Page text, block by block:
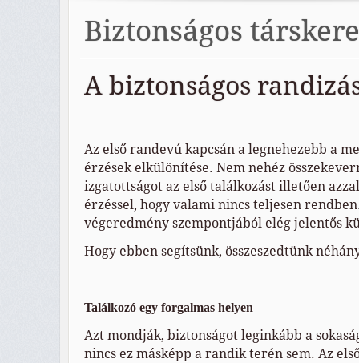
Biztonságos
A biztonságos
Az első randevú kapcsán a legnehezebb a
érzések elkülönítése. Nem nehéz
izgatottságot az első találkozást illetően
érzéssel, hogy valami nincs teljesen
végeredmény szempontjából elég jelentős
Hogy ebben segítsünk, összeszedtünk
Találkozó egy forgalmas helyen
Azt mondják, biztonságot leginkább a
nincs ez másképp a randik terén sem. Az